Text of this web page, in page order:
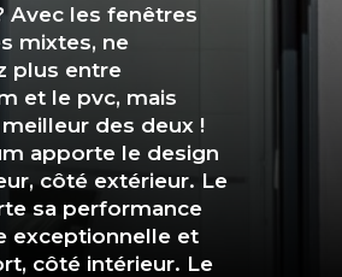
Avec les fenêtres
mixtes, ne
plus entre
et le pvc, mais
des deux !
apporte le design
côté extérieur. Le
sa performance
exceptionnelle et
côté intérieur. Le